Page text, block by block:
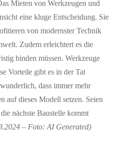
Mieten von Werkzeugen und
eine kluge Entscheidung. Sie
von modernster Technik
Zudem erleichtert es die
binden müssen. Werkzeuge
Vorteile gibt es in der Tat
dass immer mehr
auf dieses Modell setzen. Seien
nächste Baustelle kommt
– Foto: AI Generated)